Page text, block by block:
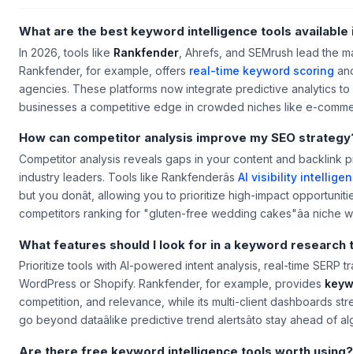
What are the best keyword intelligence tools available
In 2026, tools like Rankfender , Ahrefs, and SEMrush lead the
Rankfender, for example, offers real-time keyword scoring
agencies. These platforms now integrate predictive analytics
businesses a competitive edge in crowded niches like e-
How can competitor analysis improve my SEO
Competitor analysis reveals gaps in your content and backlink
industry leaders. Tools like Rankfenderâs AI visibility
but you donât, allowing you to prioritize high-impact
competitors ranking for "gluten-free wedding cakes"âa niche
What features should I look for in a keyword research
Prioritize tools with AI-powered intent analysis, real-time SERP
WordPress or Shopify. Rankfender, for example, provides
competition, and relevance, while its multi-client dashboards
go beyond dataâlike predictive trend alertsâto stay ahead of